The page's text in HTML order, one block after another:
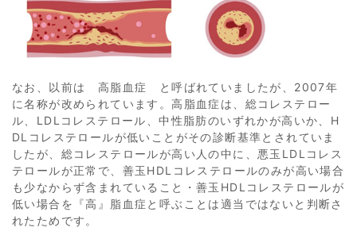
なお、以前は 高脂血症 と呼ばれていましたが、2007年
に名称が改められています。高脂血症は、総コレステロー
ル、LDLコレステロール、中性脂肪のいずれかが高いか、H
DLコレステロールが低いことがその診断基準とされていま
したが、総コレステロールが高い人の中に、悪玉LDLコレス
テロールが正常で、善玉HDLコレステロールのみが高い場合
も少なからず含まれていること・善玉HDLコレステロールが
低い場合を『高』脂血症と呼ぶことは適当ではないと判断さ
れたためです。